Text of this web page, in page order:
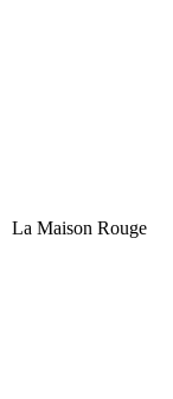
La Maison Rouge